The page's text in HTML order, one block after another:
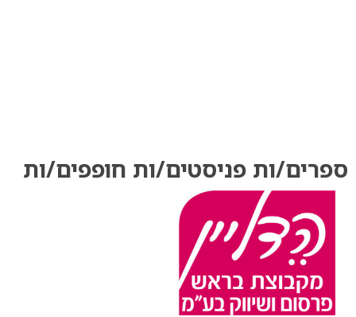
ספרים/ות פניסטים/ות חופפים/ות